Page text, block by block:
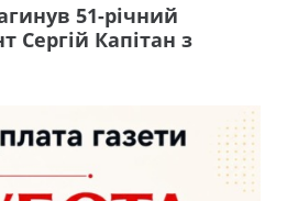
51-річний
Сергій Капітан з